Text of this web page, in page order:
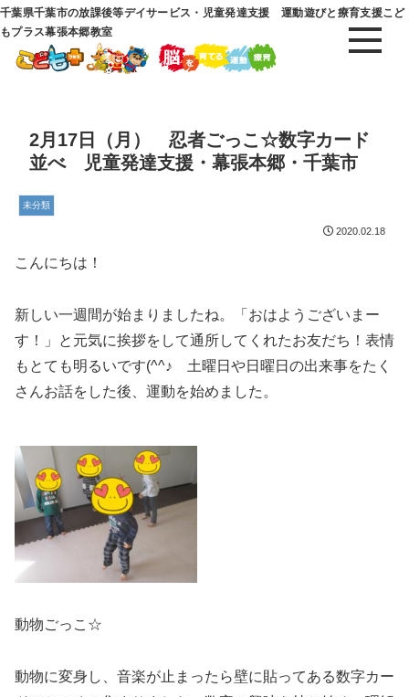
千葉県千葉市の放課後等デイサービス・児童発達支援 運動遊びと療育支援こど
もプラス幕張本郷教室
2月17日（月） 忍者ごっこ☆数字カード
並べ 児童発達支援・幕張本郷・千葉市
未分類
2020.02.18
こんにちは！
新しい一週間が始まりましたね。「おはようございまー
す！」と元気に挨拶をして通所してくれたお友だち！表情
もとても明るいです(^^♪ 土曜日や日曜日の出来事をたく
さんお話をした後、運動を始めました。
動物ごっこ☆
動物に変身し、音楽が止まったら壁に貼ってある数字カー